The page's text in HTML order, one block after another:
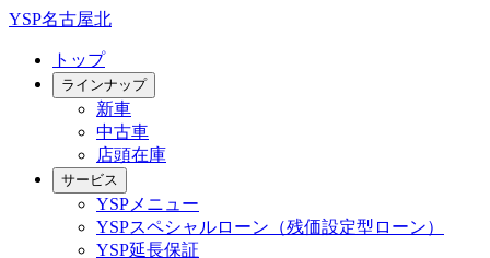
YSP名古屋北
トップ
ラインナップ
新車
中古車
店頭在庫
サービス
YSPメニュー
YSPスペシャルローン（残価設定型ローン）
YSP延長保証